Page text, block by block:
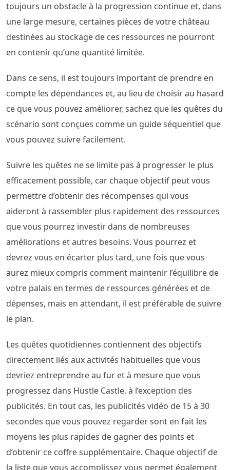
toujours un obstacle à la progression continue et, dans
une large mesure, certaines pièces de votre château
destinées au stockage de ces ressources ne pourront
en contenir qu’une quantité limitée.
Dans ce sens, il est toujours important de prendre en
compte les dépendances et, au lieu de choisir au hasard
ce que vous pouvez améliorer, sachez que les quêtes du
scénario sont conçues comme un guide séquentiel que
vous pouvez suivre facilement.
Suivre les quêtes ne se limite pas à progresser le plus
efficacement possible, car chaque objectif peut vous
permettre d’obtenir des récompenses qui vous
aideront à rassembler plus rapidement des ressources
que vous pourrez investir dans de nombreuses
améliorations et autres besoins. Vous pourrez et
devrez vous en écarter plus tard, une fois que vous
aurez mieux compris comment maintenir l’équilibre de
votre palais en termes de ressources générées et de
dépenses, mais en attendant, il est préférable de suivre
le plan.
Les quêtes quotidiennes contiennent des objectifs
directement liés aux activités habituelles que vous
devriez entreprendre au fur et à mesure que vous
progressez dans Hustle Castle, à l’exception des
publicités. En tout cas, les publicités vidéo de 15 à 30
secondes que vous pouvez regarder sont en fait les
moyens les plus rapides de gagner des points et
d’obtenir ce coffre supplémentaire. Chaque objectif de
la liste que vous accomplissez vous permet également